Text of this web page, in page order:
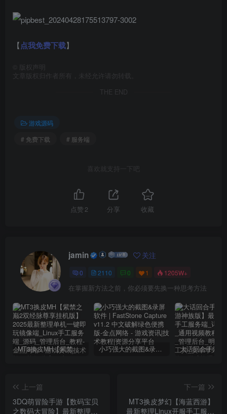
【点我免费下载】
版权声明
文章版权归作者所有，未经允许请勿转载。
THE END
游戏源码
# 免费下载
# 服务端
喜欢就支持一下吧
点赞2 分享 收藏
jamin 关注
0 2110 0 1 1205W+
在掌握新方法之前，你必须要先换一种思考方法
MT3换皮MH【紫禁之巅2双经脉尊享挂机版】2025最新整理单机一键即玩镜像端_Linux手工服务端_源码_管理后台_教程 小巧强大的截图&录屏软件 | FastStone Capture v11.2 中文破解绿色便携版
上一篇
3DQ萌冒险手游【数码宝贝
之数码大冒险】最新整理
下一篇
MT3换皮梦幻【海蓝西游】
最新整理Linux开服手工服务